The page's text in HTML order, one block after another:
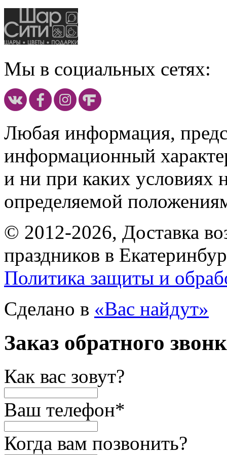
Мы в социальных сетях:
Любая информация,
информационный
и ни при каких условиях
определяемой
© 2012-2026, Доставка
праздников в
Политика защиты и
Сделано в «Вас найдут»
Заказ обратного
Как вас зовут?
Ваш телефон*
Когда вам позвонить?